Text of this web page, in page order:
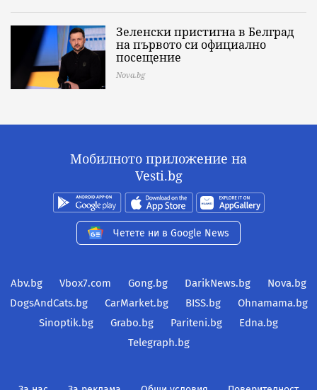
Зеленски пристигна в Белград
на първото си официално
посещение
Nova.bg
Мобилното приложение на
Vesti.bg
Четете ни в Google News
Abv.bg Vbox7.com Gong.bg DarikNews.bg
Nova.bg
DogsAndCats.bg
CarMarket.bg BISS.bg
Ohnamama.bg
Sinoptik.bg
Grabo.bg Pariteni.bg
Edna.bg
Telegraph.bg